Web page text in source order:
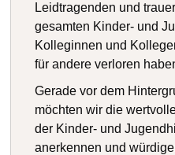
Leidtragenden und
gesamten Kinder- und
Kolleginnen und
für andere verloren
Gerade vor dem
möchten wir die
der Kinder- und
anerkennen und